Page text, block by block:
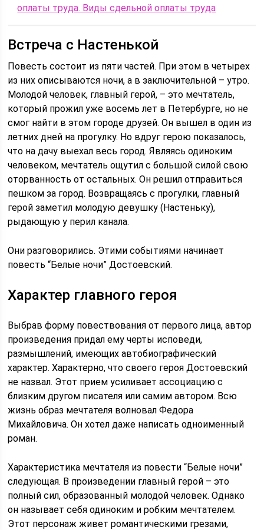
оплаты труда. Виды сдельной оплаты труда
Встреча с Настенькой
Повесть состоит из пяти частей. При этом в четырех
из них описываются ночи, а в заключительной – утро.
Молодой человек, главный герой, – это мечтатель,
который прожил уже восемь лет в Петербурге, но не
смог найти в этом городе друзей. Он вышел в один из
летних дней на прогулку. Но вдруг герою показалось,
что на дачу выехал весь город. Являясь одиноким
человеком, мечтатель ощутил с большой силой свою
оторванность от остальных. Он решил отправиться
пешком за город. Возвращаясь с прогулки, главный
герой заметил молодую девушку (Настеньку),
рыдающую у перил канала.
Они разговорились. Этими событиями начинает
повесть “Белые ночи” Достоевский.
Характер главного героя
Выбрав форму повествования от первого лица, автор
произведения придал ему черты исповеди,
размышлений, имеющих автобиографический
характер. Характерно, что своего героя Достоевский
не назвал. Этот прием усиливает ассоциацию с
близким другом писателя или самим автором. Всю
жизнь образ мечтателя волновал Федора
Михайловича. Он хотел даже написать одноименный
роман.
Характеристика мечтателя из повести “Белые ночи”
следующая. В произведении главный герой – это
полный сил, образованный молодой человек. Однако
он называет себя одиноким и робким мечтателем.
Этот персонаж живет романтическими грезами,